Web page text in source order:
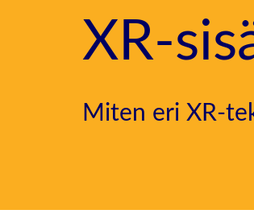
XR-
Miten eri XR-